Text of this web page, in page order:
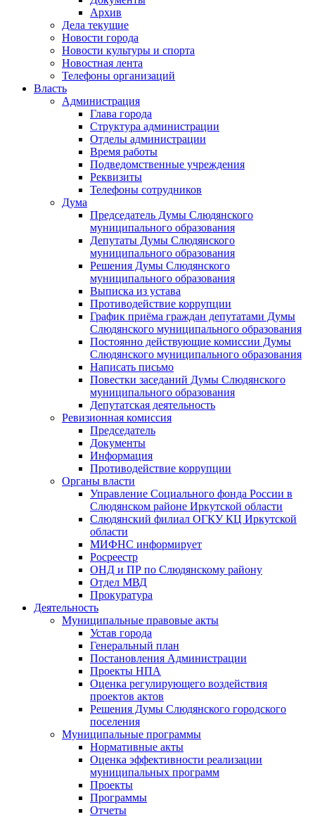
Архив
Дела текущие
Новости города
Новости культуры и спорта
Новостная лента
Телефоны организаций
Власть
Администрация
Глава города
Структура администрации
Отделы администрации
Время работы
Подведомственные учреждения
Реквизиты
Телефоны сотрудников
Дума
Председатель Думы Слюдянского
муниципального образования
Депутаты Думы Слюдянского
муниципального образования
Решения Думы Слюдянского
муниципального образования
Выписка из устава
Противодействие коррупции
График приёма граждан депутатами Думы
Слюдянского муниципального образования
Постоянно действующие комиссии Думы
Слюдянского муниципального образования
Написать письмо
Повестки заседаний Думы Слюдянского
муниципального образования
Депутатская деятельность
Ревизионная комиссия
Председатель
Документы
Информация
Противодействие коррупции
Органы власти
Управление Социального фонда России в
Слюдянском районе Иркутской области
Слюдянский филиал ОГКУ КЦ Иркутской
области
МИФНС информирует
Росреестр
ОНД и ПР по Слюдянскому району
Отдел МВД
Прокуратура
Деятельность
Муниципальные правовые акты
Устав города
Генеральный план
Постановления Администрации
Проекты НПА
Оценка регулирующего воздействия
проектов актов
Решения Думы Слюдянского городского
поселения
Муниципальные программы
Нормативные акты
Оценка эффективности реализации
муниципальных программ
Проекты
Программы
Отчеты